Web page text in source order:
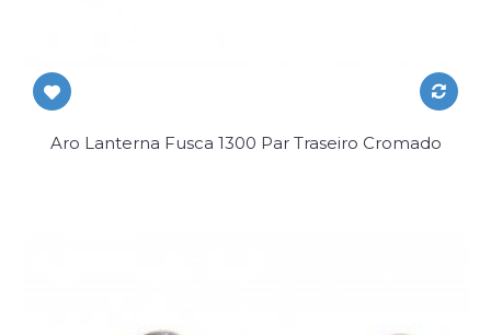
Aro Lanterna Fusca 1300 Par Traseiro Cromado